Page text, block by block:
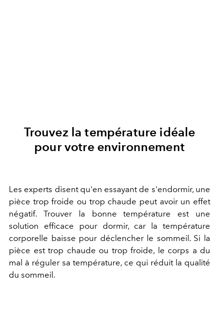
Trouvez la température idéale
pour votre environnement
Les experts disent qu'en essayant de s'endormir, une
pièce trop froide ou trop chaude peut avoir un effet
négatif. Trouver la bonne température est une
solution efficace pour dormir, car la température
corporelle baisse pour déclencher le sommeil. Si la
pièce est trop chaude ou trop froide, le corps a du
mal à réguler sa température, ce qui réduit la qualité
du sommeil.